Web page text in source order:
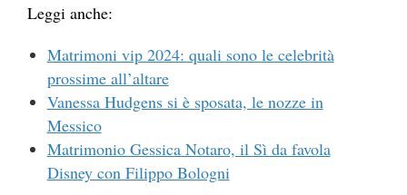
Leggi anche:
Matrimoni vip 2024: quali sono le celebrità
prossime all’altare
Vanessa Hudgens si è sposata, le nozze in
Messico
Matrimonio Gessica Notaro, il Sì da favola
Disney con Filippo Bologni